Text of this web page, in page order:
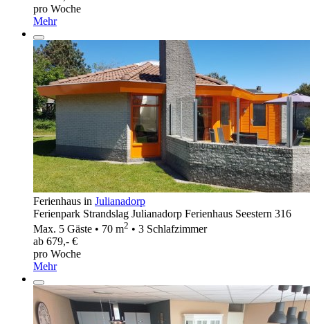
pro Woche
Mehr
Ferienhaus in Julianadorp
Ferienpark Strandslag Julianadorp Ferienhaus Seestern 316
Max. 5 Gäste • 70 m2 • 3 Schlafzimmer
ab 679,- €
pro Woche
Mehr